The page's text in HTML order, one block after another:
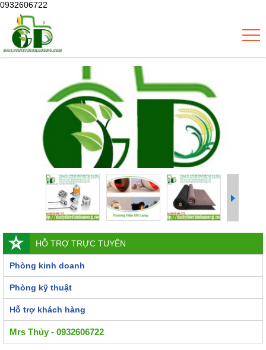
0932606722
HỖ TRỢ TRỰC TUYẾN
Phòng kinh doanh
Phòng kỹ thuật
Hỗ trợ khách hàng
Mrs Thủy - 0932606722